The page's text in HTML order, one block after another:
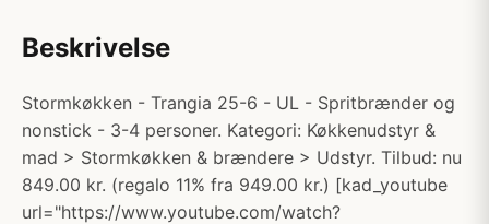
Beskrivelse
Stormkøkken - Trangia 25-6 - UL - Spritbrænder og
nonstick - 3-4 personer. Kategori: Køkkenudstyr &
mad > Stormkøkken & brændere > Udstyr. Tilbud: nu
849.00 kr. (regalo 11% fra 949.00 kr.) [kad_youtube
url="https://www.youtube.com/watch?